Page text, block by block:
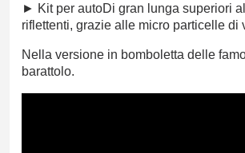
► Kit per autoDi gran lunga superiori
riflettenti, grazie alle micro particelle di
Nella versione in bomboletta delle
barattolo.